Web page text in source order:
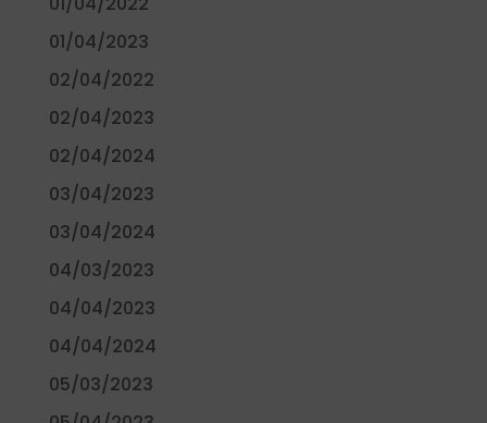
01/04/2023
02/04/2022
02/04/2023
02/04/2024
03/04/2023
03/04/2024
04/03/2023
04/04/2023
04/04/2024
05/03/2023